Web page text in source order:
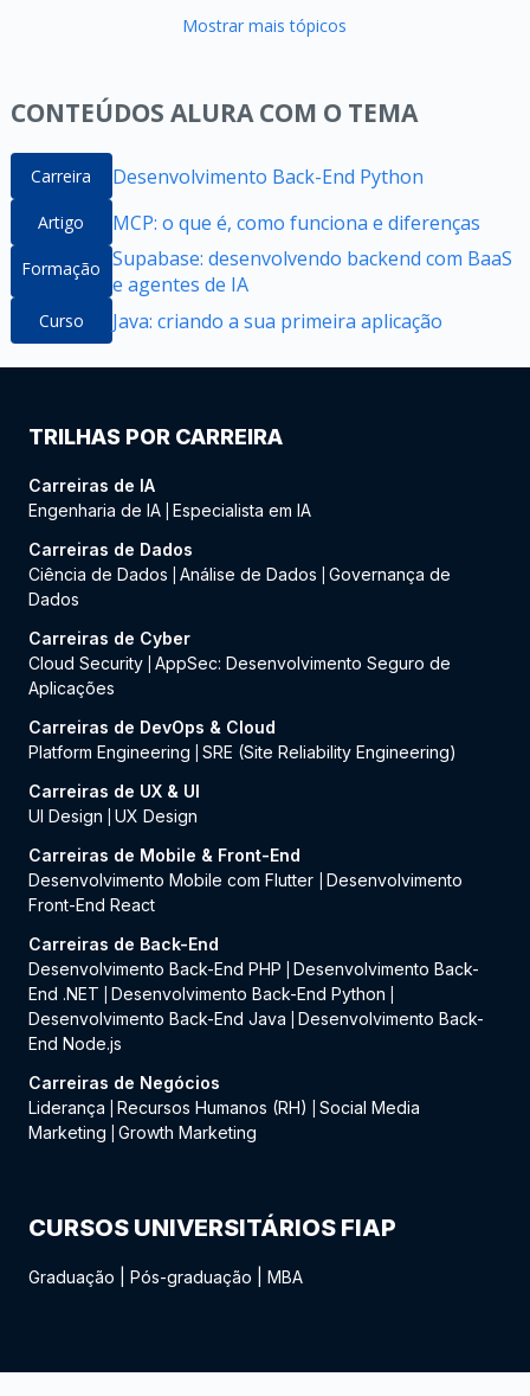
Mostrar mais tópicos
CONTEÚDOS ALURA COM O TEMA
Carreira Desenvolvimento Back-End Python
Artigo MCP: o que é, como funciona e diferenças
Formação Supabase: desenvolvendo backend com BaaS
e agentes de IA
Curso Java: criando a sua primeira aplicação
TRILHAS POR CARREIRA
Carreiras de IA
Engenharia de IA Especialista em IA
Carreiras de Dados
Ciência de Dados
Análise de Dados
Governança de
Dados
Carreiras de Cyber
Cloud Security AppSec: Desenvolvimento Seguro de
Aplicações
Carreiras de DevOps & Cloud
Platform Engineering
SRE (Site Reliability Engineering)
Carreiras de UX & UI
UI Design
UX Design
Carreiras de Mobile & Front-End
Desenvolvimento Mobile com Flutter
Desenvolvimento
Front-End React
Carreiras de Back-End
Desenvolvimento Back-End PHP
Desenvolvimento Back-
End .NET
Desenvolvimento Back-End Python
Desenvolvimento Back-End Java
Desenvolvimento Back-
End Node.js
Carreiras de Negócios
Liderança
Recursos Humanos (RH)
Social Media
Marketing
Growth Marketing
CURSOS UNIVERSITÁRIOS FIAP
Graduação Pós-graduação MBA